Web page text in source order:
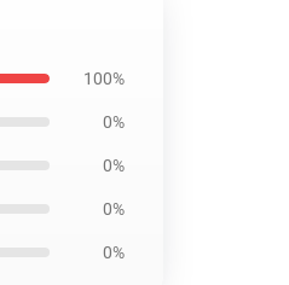
100%
0%
0%
0%
0%